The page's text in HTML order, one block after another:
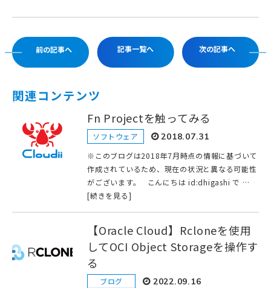
前の記事へ 記事一覧へ 次の記事へ
関連コンテンツ
Fn Projectを触ってみる
ソフトウェア 2018.07.31
※このブログは2018年7月時点の情報に基づいて
作成されているため、現在の状況と異なる可能性
がございます。 こんにちは id:dhigashi で …
[続きを見る]
【Oracle Cloud】Rcloneを使用
してOCI Object Storageを操作す
る
ブログ 2022.09.16